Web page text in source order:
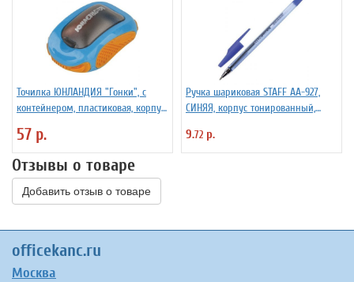
Точилка ЮНЛАНДИЯ "Гонки", с
контейнером, пластиковая, корпус
57 р.
Ручка шариковая STAFF AA-927,
СИНЯЯ, корпус тонированный,
линия 0,35 мм, 142809
9.72 р.
Отзывы о товаре
Добавить отзыв о товаре
officekanc.ru
Москва